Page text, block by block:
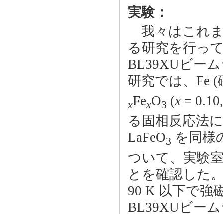
実験：
我々はこれま
る研究を行っ
BL39XUビー
研究では、Fe (
xFexO3 (x =
る固相反応法
LaFeO3 を同様
ついて、実験
とを確認した
90 K 以下で強
BL39XUビー